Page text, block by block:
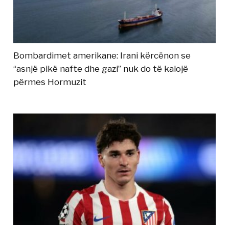
Bombardimet amerikane: Irani kërcënon se
“asnjë pikë nafte dhe gazi” nuk do të kalojë
përmes Hormuzit